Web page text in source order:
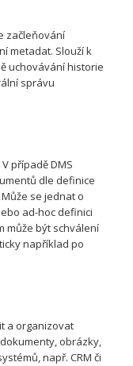
začleňování
metadat. Slouží k
uchovávání historie
správu
případě DMS
dle definice
se jednat o
ad-hoc definici
může být schválení
například po
a organizovat
obrázky,
např. CRM či